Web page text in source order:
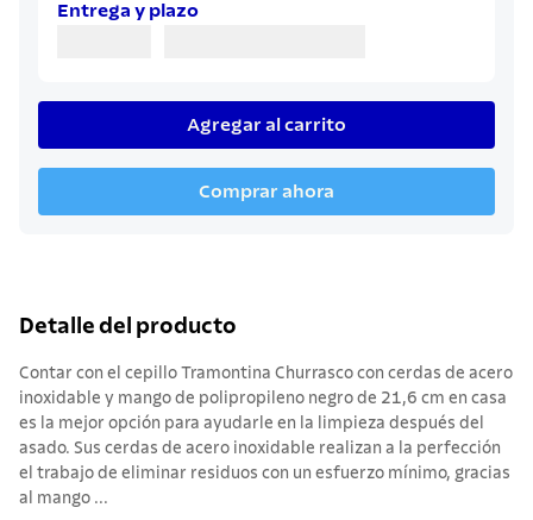
Entrega y plazo
Agregar al carrito
Comprar ahora
Detalle del producto
Contar con el cepillo Tramontina Churrasco con cerdas de acero
inoxidable y mango de polipropileno negro de 21,6 cm en casa
es la mejor opción para ayudarle en la limpieza después del
asado. Sus cerdas de acero inoxidable realizan a la perfección
el trabajo de eliminar residuos con un esfuerzo mínimo, gracias
al mango ...